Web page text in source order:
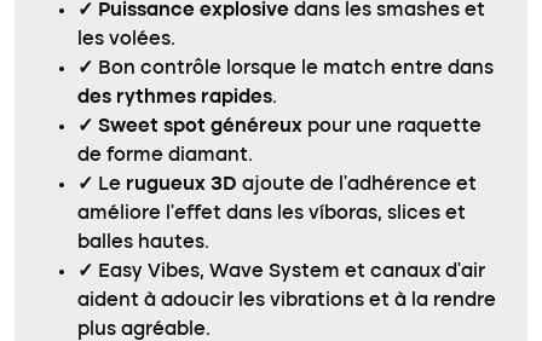
✓ Puissance explosive dans les smashes et
les volées.
✓ Bon contrôle lorsque le match entre dans
des rythmes rapides.
✓ Sweet spot généreux pour une raquette
de forme diamant.
✓ Le rugueux 3D ajoute de l’adhérence et
améliore l’effet dans les víboras, slices et
balles hautes.
✓ Easy Vibes, Wave System et canaux d’air
aident à adoucir les vibrations et à la rendre
plus agréable.